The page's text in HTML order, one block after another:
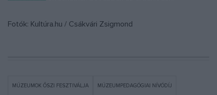
Fotók: Kultúra.hu / Csákvári Zsigmond
MÚZEUMOK ŐSZI FESZTIVÁLJA MÚZEUMPEDAGÓGIAI NÍVÓDÍJ